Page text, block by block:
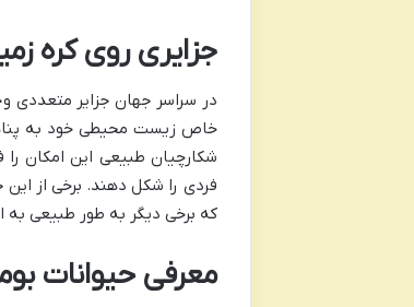
جزایری روی کره
در سراسر جهان جزایر متعددی
خاص زیست محیطی خود به
شکارچیان طبیعی این امکان
فردی را شکل دهند. برخی از
که برخی دیگر به طور طبیعی
معرفی حیوانات